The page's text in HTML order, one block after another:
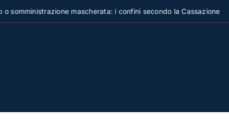
mascherata: i confini secondo la Cassazione